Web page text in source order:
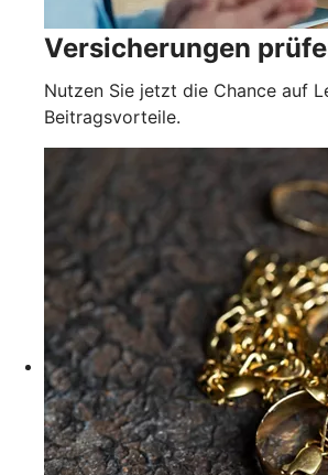
Versicherungen
Nutzen Sie jetzt die Chance auf
Beitragsvorteile.